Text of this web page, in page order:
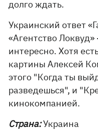
долго ждать.
Украинский ответ
«Агентство
интересно. Хотя
картины Алексей
этого "Когда ты
разведешься", и
кинокомпанией.
Страна:Украина